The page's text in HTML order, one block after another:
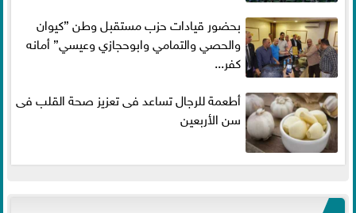
بحضور قيادات حزب مستقبل وطن ”كيوان
والحصي والتمامي وابوحجازي وعيسي” أمانه
كفر...
أطعمة للرجال تساعد فى تعزيز صحة القلب فى
سن الأربعين